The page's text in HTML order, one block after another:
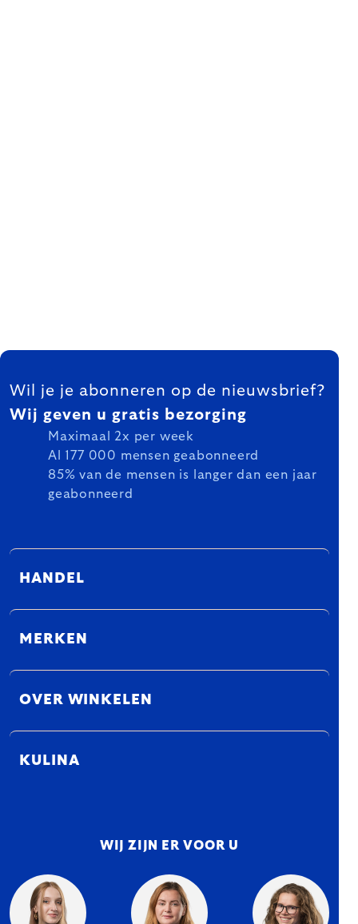
FOOTER
Wil je je abonneren op de nieuwsbrief?
Wij geven u gratis bezorging
Maximaal 2x per week
Al 177 000 mensen geabonneerd
85% van de mensen is langer dan een jaar
geabonneerd
HANDEL
MERKEN
OVER WINKELEN
KULINA
WIJ ZIJN ER VOOR U